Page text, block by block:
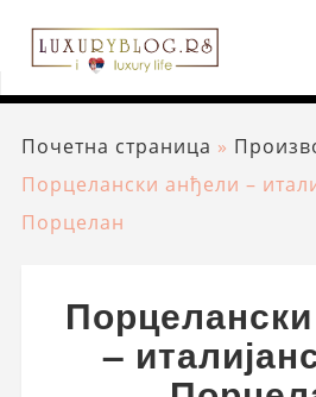
Почетна страница »
Порцелански анђели –
Порцелан
–